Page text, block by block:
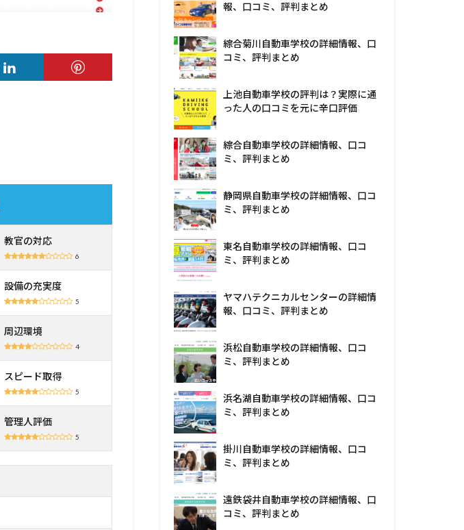
教官の対応
6
設備の充実度
5
周辺環境
4
スピード取得
5
管理人評価
5
報、口コミ、評判まとめ
綜合菊川自動車学校の詳細情報、口
コミ、評判まとめ
上池自動車学校の評判は？実際に通
った人の口コミを元に辛口評価
綜合自動車学校の詳細情報、口コ
ミ、評判まとめ
静岡県自動車学校の詳細情報、口コ
ミ、評判まとめ
東名自動車学校の詳細情報、口コ
ミ、評判まとめ
ヤマハテクニカルセンターの詳細情
報、口コミ、評判まとめ
浜松自動車学校の詳細情報、口コ
ミ、評判まとめ
浜名湖自動車学校の詳細情報、口コ
ミ、評判まとめ
掛川自動車学校の詳細情報、口コ
ミ、評判まとめ
遠鉄袋井自動車学校の詳細情報、口
コミ、評判まとめ